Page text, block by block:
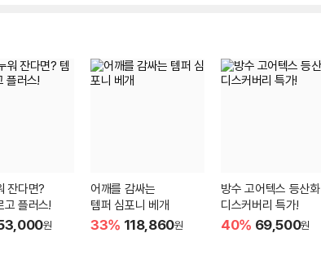
잔다면?
고 플러스!
원
어깨를 감싸는
템퍼 심포니 베개
33% 118,860원
방수 고어텍스 등산화
디스커버리 특가!
40% 69,500원